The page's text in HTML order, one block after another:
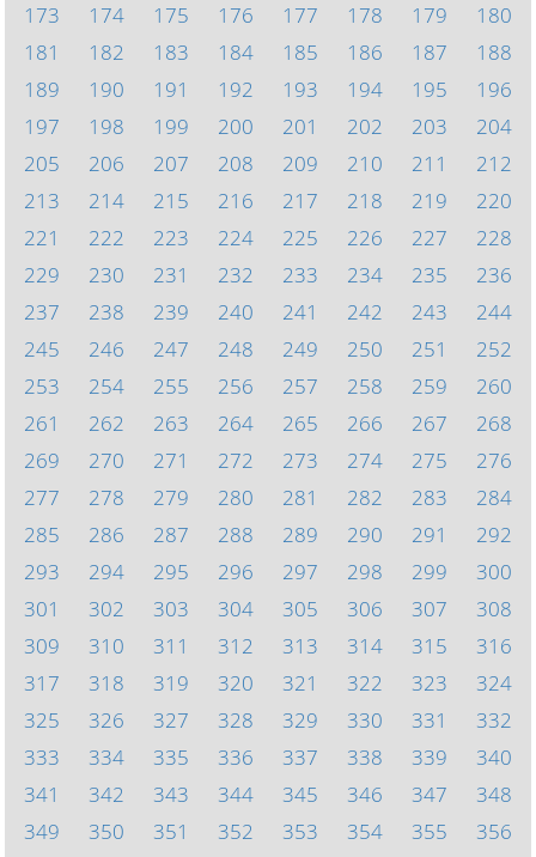
173
174 175 176 177 178 179
180
181
182 183 184 185 186 187
188
189
190 191 192 193 194 195
196
197
198 199 200 201 202 203
204
205
206 207 208 209 210 211
212
213
214 215 216 217 218 219
220
221
222 223 224 225 226 227
228
229
230 231 232 233 234 235
236
237
238 239 240 241 242 243
244
245
246 247 248 249 250 251
252
253
254 255 256 257 258 259
260
261
262 263 264 265 266 267
268
269
270 271 272 273 274 275
276
277
278 279 280 281 282 283
284
285
286 287 288 289 290 291
292
293
294 295 296 297 298 299
300
301
302 303 304 305 306 307
308
309
310 311 312 313 314 315
316
317
318 319 320 321 322 323
324
325
326 327 328 329 330 331
332
333
334 335 336 337 338 339
340
341
342 343 344 345 346 347
348
349
350 351 352 353 354 355
356